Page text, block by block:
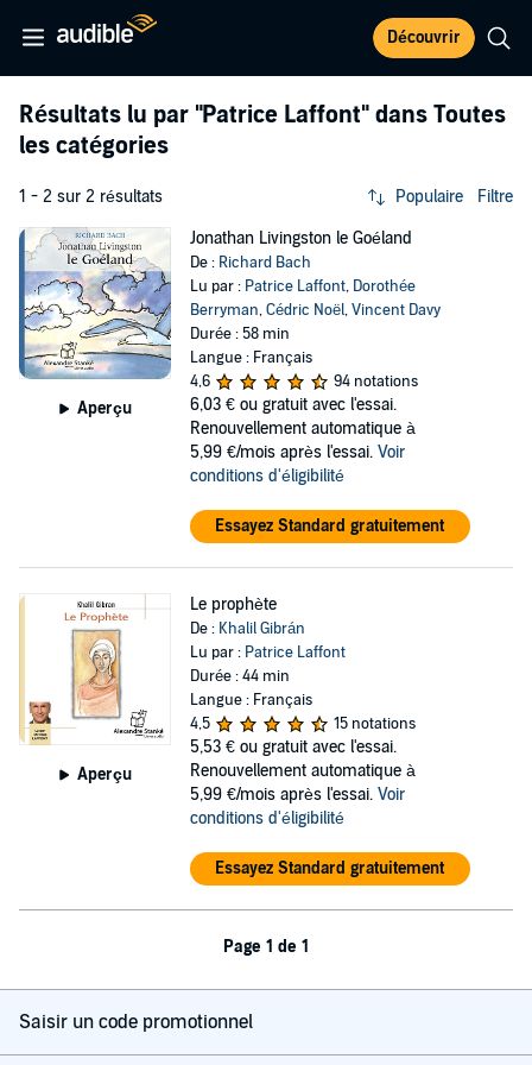
Découvrir
Résultats lu par "Patrice Laffont" dans Toutes
les catégories
1 - 2 sur 2 résultats Populaire Filtre
Aperçu
Jonathan Livingston le Goéland
De : Richard Bach
Lu par : Patrice Laffont, Dorothée
Berryman,Cédric Noël,Vincent Davy
Durée : 58 min
Langue : Français
4,6
94 notations
6,03 € ou gratuit avec l'essai.
Renouvellement automatique à
5,99 €/mois après l'essai. Voir
conditions d'éligibilité
Essayez Standard gratuitement
Aperçu
Le prophète
De : Khalil Gibrán
Lu par : Patrice Laffont
Durée : 44 min
Langue : Français
4,5
15 notations
5,53 € ou gratuit avec l'essai.
Renouvellement automatique à
5,99 €/mois après l'essai. Voir
conditions d'éligibilité
Essayez Standard gratuitement
Page 1 de 1
Saisir un code promotionnel